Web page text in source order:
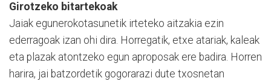
Girotzeko bitartekoak
Jaiak egunerokotasunetik irteteko aitzakia ezin
ederragoak izan ohi dira. Horregatik, etxe atariak, kaleak
eta plazak atontzeko egun aproposak ere badira. Horren
harira, jai batzordetik gogorarazi dute txosnetan